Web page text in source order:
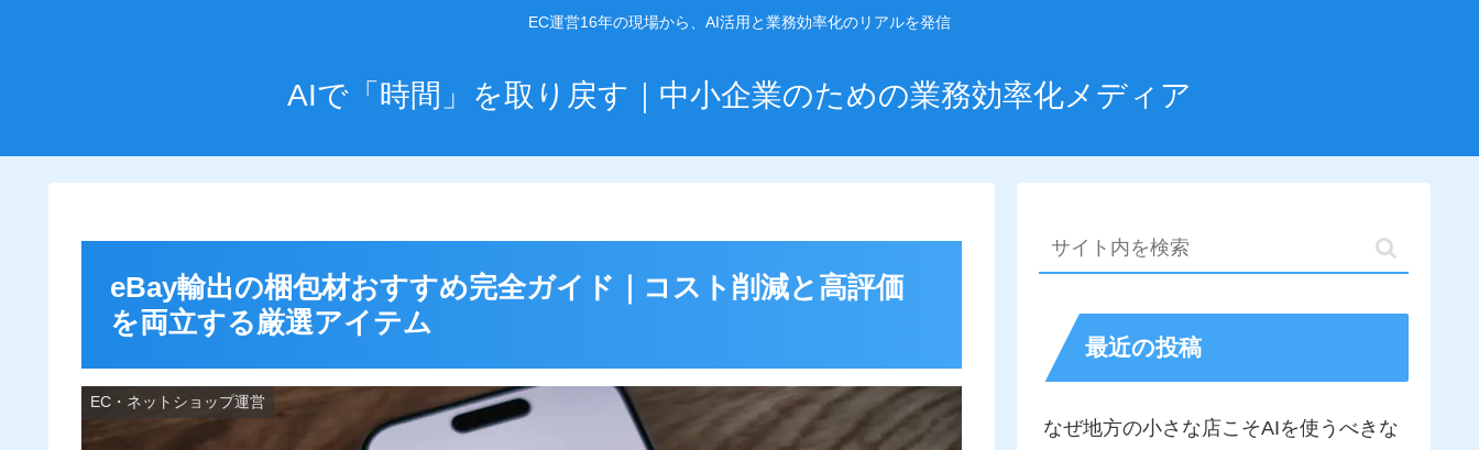
EC運営16年の現場から、AI活用と業務効率化のリアルを発信
AIで「時間」を取り戻す｜中小企業のための業務効率化メディア
eBay輸出の梱包材おすすめ完全ガイド｜コスト削減と高評価
を両立する厳選アイテム
EC・ネットショップ運営
最近の投稿
なぜ地方の小さな店こそAIを使うべきな